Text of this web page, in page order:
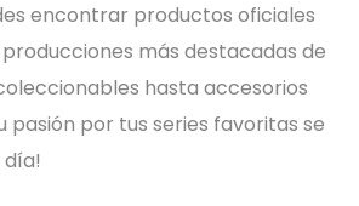
encontrar productos oficiales
más destacadas de
hasta accesorios
pasión por tus series favoritas se